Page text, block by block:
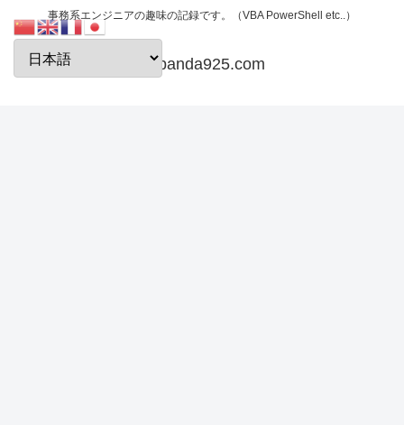
事務系エンジニアの趣味の記録です。（VBA PowerShell etc..）
papanda925.com